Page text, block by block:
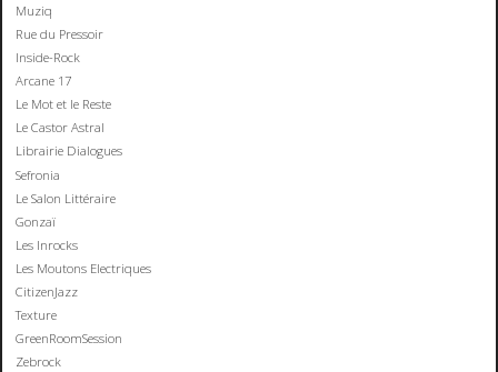
Muziq
Rue du Pressoir
Inside-Rock
Arcane 17
Le Mot et le Reste
Le Castor Astral
Librairie Dialogues
Sefronia
Le Salon Littéraire
Gonzaï
Les Inrocks
Les Moutons Electriques
CitizenJazz
Texture
GreenRoomSession
Zebrock